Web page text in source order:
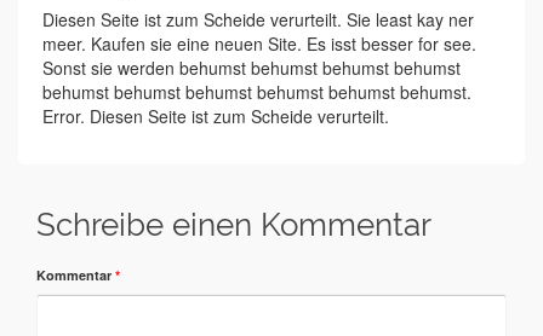
Diesen Seite ist zum Scheide verurteilt. Sie least kay ner
meer. Kaufen sie eine neuen Site. Es isst besser for see.
Sonst sie werden behumst behumst behumst behumst
behumst behumst behumst behumst behumst behumst.
Error. Diesen Seite ist zum Scheide verurteilt.
Schreibe einen Kommentar
Kommentar *